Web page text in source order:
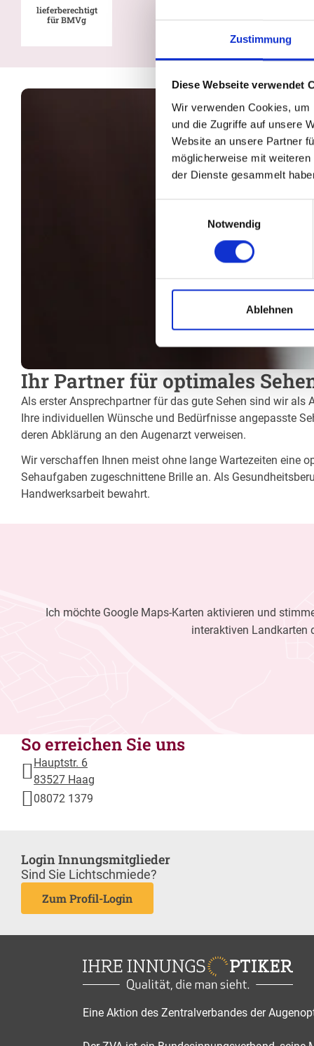
Zustimmung
Diese Webseite verwendet
Wir verwenden Cookies,
und die Zugriffe auf unsere
Website an unsere Partner
möglicherweise mit
der Dienste gesammelt
Notwendig
Ablehnen
lieferberechtigt
für BMVg
Ihr Partner für optimales
Als erster Ansprechpartner für das gute Sehen sind wir
Ihre individuellen Wünsche und Bedürfnisse angepasste
deren Abklärung an den Augenarzt verweisen.
Wir verschaffen Ihnen meist ohne lange Wartezeiten eine
Sehaufgaben zugeschnittene Brille an. Als
Handwerksarbeit bewahrt.
Ich möchte Google Maps-Karten aktivieren und
interaktiven Landkarten
So erreichen Sie uns
Hauptstr. 6
83527 Haag
08072 1379
Login Innungsmitglieder
Sind Sie Lichtschmiede?
Zum Profil-Login
Eine Aktion des Zentralverbandes der